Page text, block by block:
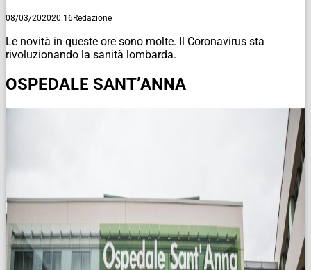
08/03/202020:16Redazione
Le novità in queste ore sono molte. Il Coronavirus sta
rivoluzionando la sanità lombarda.
OSPEDALE SANT’ANNA